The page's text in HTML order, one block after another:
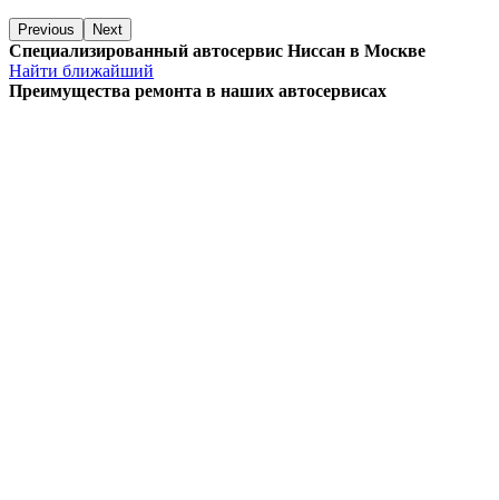
Previous Next
Специализированный автосервис Ниссан в Москве
Найти ближайший
Преимущества ремонта в наших автосервисах